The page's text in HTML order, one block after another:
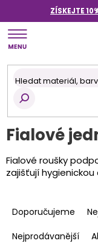
obsah
ZÍSKEJTE
Fialové
Fialové roušky
zajišťují hygienickou
a
e
Doporučujeme
Nejprodávanější